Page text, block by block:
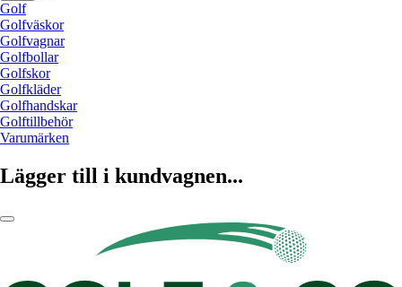
Golf
Golfväskor
Golfvagnar
Golfbollar
Golfskor
Golfkläder
Golfhandskar
Golftillbehör
Varumärken
Lägger till i kundvagnen...